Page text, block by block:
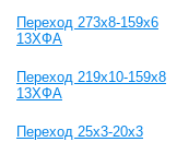
Переход 273х8-159х6
13ХФА
Переход 219х10-159х8
13ХФА
Переход 25x3-20x3